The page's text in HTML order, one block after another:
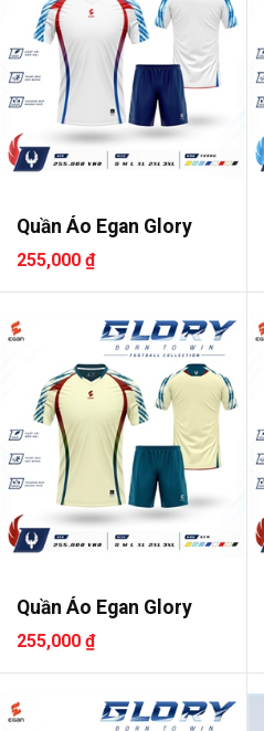
Quần Áo Egan Glory
255,000 ₫
Quần Áo Egan Glory
255,000 ₫